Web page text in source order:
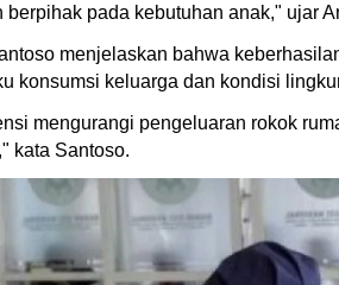
berpihak pada kebutuhan anak," ujar
menjelaskan bahwa
konsumsi keluarga dan kondisi
mengurangi pengeluaran rokok
kata Santoso.